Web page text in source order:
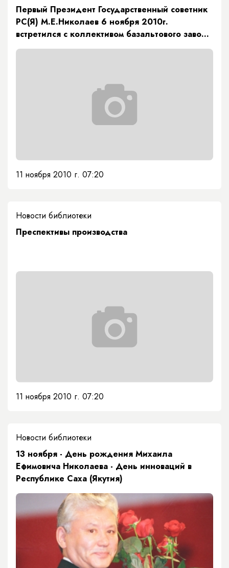
Первый Президент Государственный советник
РС(Я) М.Е.Николаев 6 ноября 2010г.
встретился с коллективом базальтового завода
в Покровске.
11 ноября 2010 г. 07:20
Новости библиотеки
Преспективы производства
11 ноября 2010 г. 07:20
Новости библиотеки
13 ноября - День рождения Михаила
Ефимовича Николаева - День инноваций в
Республике Саха (Якутия)